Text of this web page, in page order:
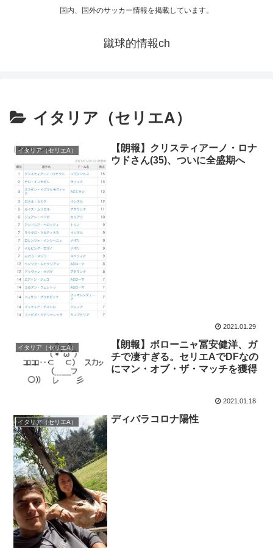
国内、国外のサッカー情報を掲載しています。
蹴球的情報ch
イタリア（セリエA）
イタリア（セリエA）
【朗報】クリスティアーノ・ロナ
ウドさん(35)、ついに全盛期へ
2021.01.29
イタリア（セリエA）
【朗報】ボローニャ冨安健洋、ガ
チで凄すぎる。セリエAでDFなの
にマン・オブ・ザ・マッチを獲得
2021.01.18
イタリア（セリエA） ディバラコロナ陽性